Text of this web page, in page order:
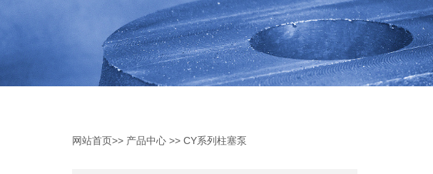
网站首页>> 产品中心>> CY系列柱塞泵